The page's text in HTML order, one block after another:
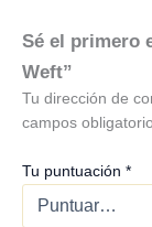
Sé el primero
Weft”
Tu dirección de
campos
Tu puntuación *